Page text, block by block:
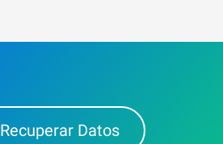
Recuperar Datos